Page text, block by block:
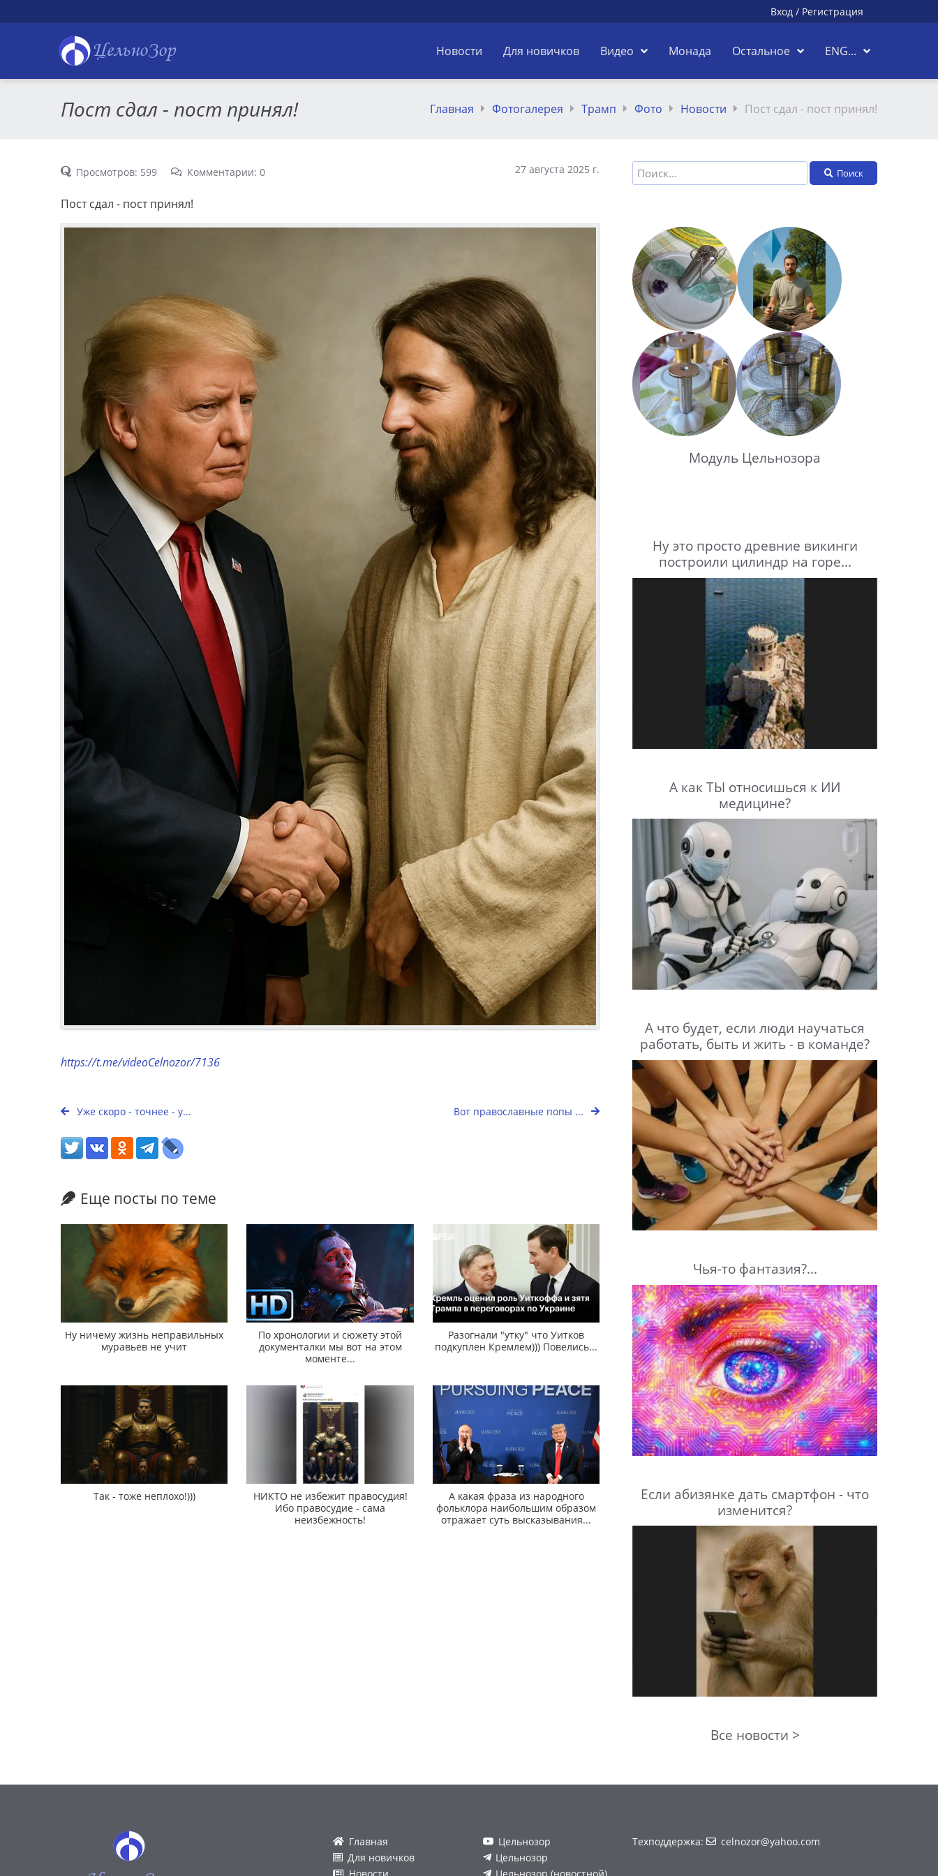
Вход / Регистрация
ЦельноЗор Новости Для новичков Видео Монада Остальное ENG...
Пост сдал - пост принял! Главная Фотогалерея Трамп Фото Новости Пост сдал - пост принял!
Просмотров: 599 Комментарии: 0 27 августа 2025 г.
Пост сдал - пост принял!
https://t.me/videoCelnozor/7136
Уже скоро - точнее - у... Вот православные попы ...
Еще посты по теме
Ну ничему жизнь неправильных
муравьев не учит
По хронологии и сюжету этой
документалки мы вот на этом
моменте...
Разогнали "утку" что Уитков
подкуплен Кремлем))) Повелись...
Так - тоже неплохо!)))
НИКТО не избежит правосудия!
Ибо правосудие - сама
неизбежность!
А какая фраза из народного
фольклора наибольшим образом
отражает суть высказывания...
Поиск
Модуль Цельнозора
Ну это просто древние викинги
построили цилиндр на горе...
А как ТЫ относишься к ИИ
медицине?
А что будет, если люди научаться
работать, быть и жить - в команде?
Чья-то фантазия?...
Если абизянке дать смартфон - что
изменится?
Все новости >
Главная
Для новичков
Цельнозор
Цельнозор
Техподдержка: celnozor@yahoo.com